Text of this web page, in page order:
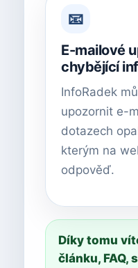
📧
E-mailové
chybějící
InfoRadek
upozornit e-
dotazech
kterým na
odpověď.
Díky tomu
článku, FAQ,